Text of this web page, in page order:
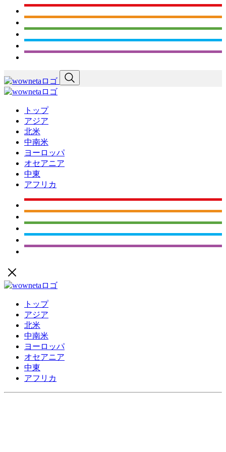
トップ
アジア
北米
中南米
ヨーロッパ
オセアニア
中東
アフリカ
トップ
アジア
北米
中南米
ヨーロッパ
オセアニア
中東
アフリカ